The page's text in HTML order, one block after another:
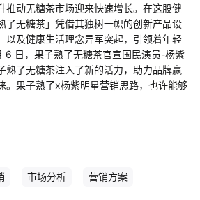
推动无糖茶市场迎来快速增长。在这股健
了无糖茶」凭借其独树一帜的创新产品设
以及健康生活理念异军突起，引领着年轻
6 日，果子熟了无糖茶官宣国民演员-杨紫
熟了无糖茶注入了新的活力，助力品牌赢
。果子熟了x杨紫明星营销思路，也许能够
市场分析 营销方案